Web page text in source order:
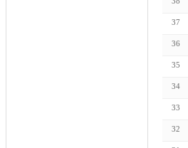
37
36
35
34
33
32